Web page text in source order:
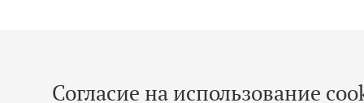
Согласие на использование